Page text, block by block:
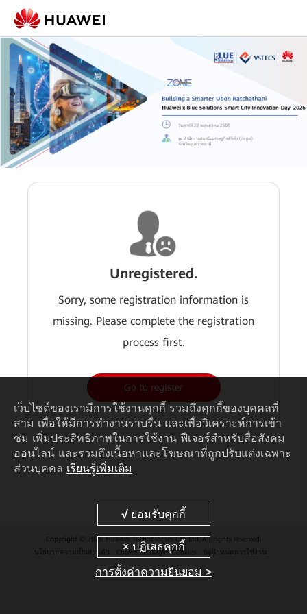
Unregistered.
Sorry, some registration information is
missing. Please complete the registration
process first.
Go to register
Copyright © 2026 Huawei Technologies Co., Ltd. All rights reserved.
นโยบายความเป็นส่วนตัว
Cookie Settings Cookies ข้อกำหนดการใช้งาน
เว็บไซต์ของเรามีการใช้งานคุกกี้ รวมถึงคุกกี้ของบุคคลที่
สาม เพื่อให้มีการทำงานราบรื่น และเพื่อวิเคราะห์การเข้า
ชม เพิ่มประสิทธิภาพในการใช้งาน ฟีเจอร์สำหรับสื่อสังคม
ออนไลน์ และรวมถึงเนื้อหาและโฆษณาที่ถูกปรับแต่งเฉพาะ
ส่วนบุคคล เรียนรู้เพิ่มเติม
การตั้งค่าความยินยอม >